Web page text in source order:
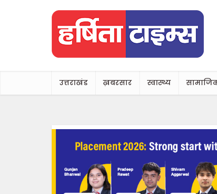
उत्तराखंड ख़बरसार स्वास्थ्य